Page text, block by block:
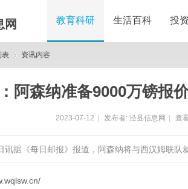
网 教育科研 生活百科 投
表 资讯内容
阿森纳准备9000万镑报
2023-07-12 发布者: 泾县信息网 查
讯据《每日邮报》报道，阿森纳将与西汉姆联